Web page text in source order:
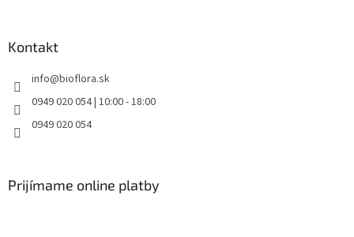
Kontakt
info@bioflora.sk
0949 020 054 | 10:00 - 18:00
0949 020 054
Prijímame online platby